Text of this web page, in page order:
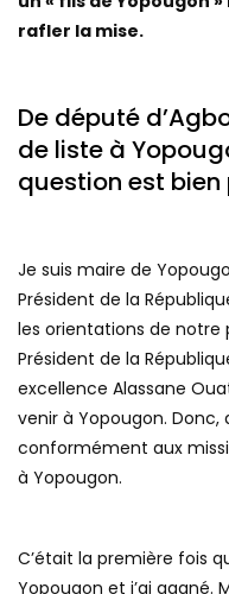
rafler la mise.
De député
de liste à
question est bien
Je suis maire de
Président de la
les orientations de notre
Président de la
excellence Alassane
venir à Yopougon. Donc,
conformément aux
à Yopougon.
C’était la première fois
Yopougon et j’ai gagné.